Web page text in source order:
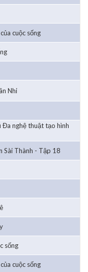
cuộc sống
Nhi
Đa nghệ thuật tạo hình
Sài Thành - Tập 18
sống
cuộc sống